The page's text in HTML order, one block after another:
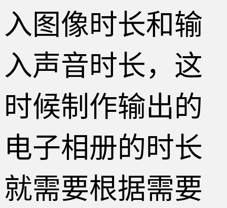
入图像时长和输
入声音时长，这
时候制作输出的
电子相册的时长
就需要根据需要